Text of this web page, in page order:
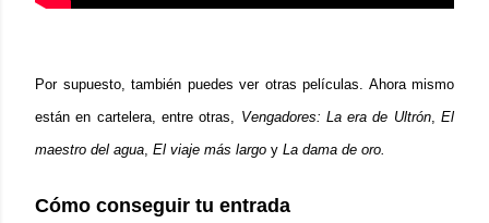
Por supuesto, también puedes ver otras películas. Ahora mismo
están en cartelera, entre otras, Vengadores: La era de Ultrón,El
maestro del agua El viaje más largo y La dama de oro.
Cómo conseguir tu entrada